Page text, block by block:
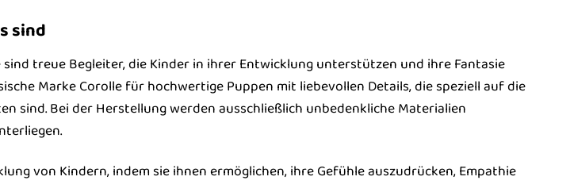
sind
sind treue Begleiter, die Kinder in ihrer Entwicklung unterstützen und ihre Fantasie
Marke Corolle für hochwertige Puppen mit liebevollen Details, die speziell auf die
sind. Bei der Herstellung werden ausschließlich unbedenkliche Materialien
von Kindern, indem sie ihnen ermöglichen, ihre Gefühle auszudrücken, Empathie